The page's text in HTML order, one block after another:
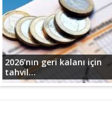
2026’nın geri kalanı için
tahvil...